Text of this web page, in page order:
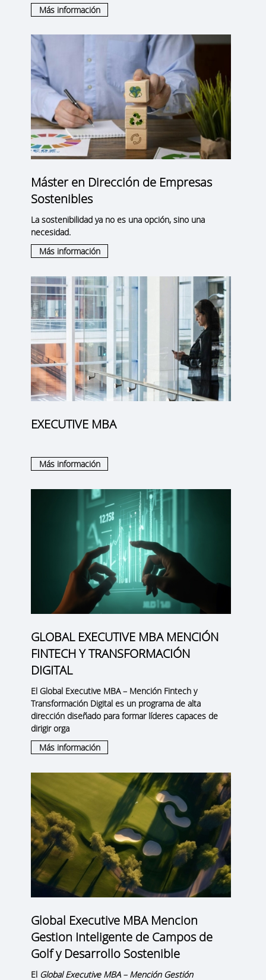
Más información
Máster en Dirección de Empresas
Sostenibles
La sostenibilidad ya no es una opción, sino una
necesidad.
Más información
EXECUTIVE MBA
Más información
GLOBAL EXECUTIVE MBA MENCIÓN
FINTECH Y TRANSFORMACIÓN
DIGITAL
El Global Executive MBA – Mención Fintech y
Transformación Digital es un programa de alta
dirección diseñado para formar líderes capaces de
dirigir orga
Más información
Global Executive MBA Mencion
Gestion Inteligente de Campos de
Golf y Desarrollo Sostenible
El Global Executive MBA – Mención Gestión